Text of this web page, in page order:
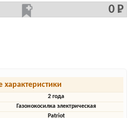
0 Р
характеристики
2 года
Газонокосилка электрическая
Patriot